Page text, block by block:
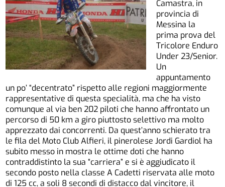
Camastra, in
provincia di
Messina la
prima prova del
Tricolore Enduro
Under 23/Senior.
Un
appuntamento
un po’ “decentrato” rispetto alle regioni maggiormente
rappresentative di questa specialità, ma che ha visto
comunque al via ben 202 piloti che hanno affrontato un
percorso di 50 km a giro piuttosto selettivo ma molto
apprezzato dai concorrenti. Da quest’anno schierato tra
le fila del Moto Club Alfieri, il pinerolese Jordi Gardiol ha
subito messo in mostra le ottime doti che hanno
contraddistinto la sua “carriera” e si è aggiudicato il
secondo posto nella classe A Cadetti riservata alle moto
di 125 cc, a soli 8 secondi di distacco dal vincitore, il